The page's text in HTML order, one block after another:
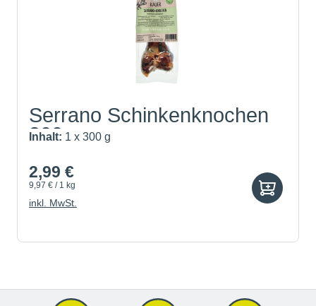
Serrano Schinkenknochen
300g
Inhalt: 1 x 300 g
2,99 €
9,97 € / 1 kg
inkl. MwSt.